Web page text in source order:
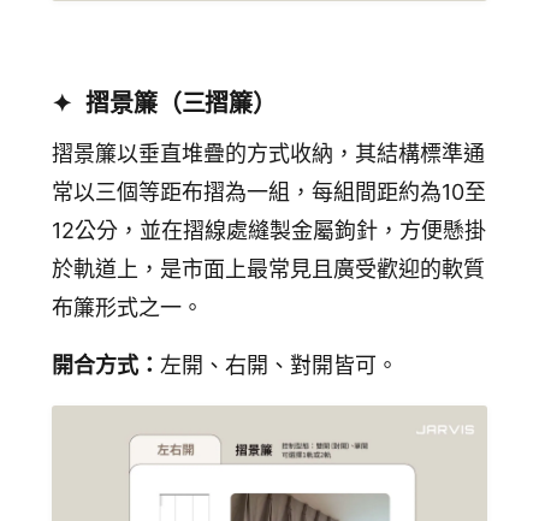
✦ 摺景簾（三摺簾）
摺景簾以垂直堆疊的方式收納，其結構標準通
常以三個等距布摺為一組，每組間距約為10至
12公分，並在摺線處縫製金屬鉤針，方便懸掛
於軌道上 ，是市面上最常見且廣受歡迎的軟質
布簾形式之一。
開合方式： 左開、右開、對開皆可。